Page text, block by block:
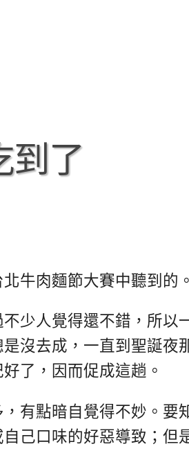
到了
牛肉麵節大賽中聽到的。
少人覺得還不錯，所以
沒去成，一直到聖誕夜
了，因而促成這趟。
有點暗自覺得不妙。要
己口味的好惡導致；但